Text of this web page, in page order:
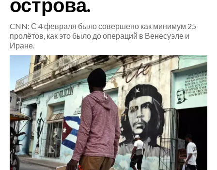
LAVORO
SPORT IN SARDEGNA
SPORT
RISULTATI E CLASSIFICHE
CALCIO
CALCIO REGIONALE
BASKET
VOLLEY
MOTORI
TENNIS
острова.
CNN: С 4 февраля было совершено как минимум 25
пролётов, как это было до операций в Венесуэле и
Иране.